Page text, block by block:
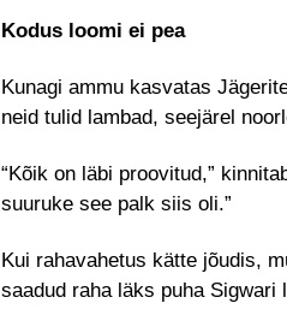
Kodus loomi ei pea
Kunagi ammu kasvatas
neid tulid lambad, seejärel
“Kõik on läbi proovitud,”
suuruke see palk siis oli.”
Kui rahavahetus kätte jõudis,
saadud raha läks puha Sigwari